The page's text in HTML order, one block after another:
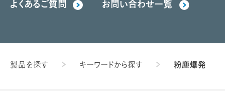
よくあるご質問 お問い合わせ一覧
ジ製品を探す キーワードから探す 粉塵爆発